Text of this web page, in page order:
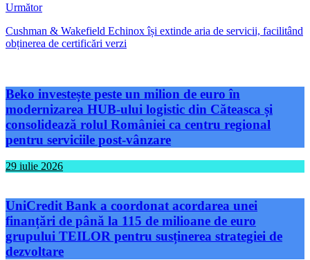
Următor
Cushman & Wakefield Echinox își extinde aria de servicii, facilitând
obținerea de certificări verzi
Beko investește peste un milion de euro în
modernizarea HUB-ului logistic din Căteasca și
consolidează rolul României ca centru regional
pentru serviciile post-vânzare
29 iulie 2026
UniCredit Bank a coordonat acordarea unei
finanțări de până la 115 de milioane de euro
grupului TEILOR pentru susținerea strategiei de
dezvoltare